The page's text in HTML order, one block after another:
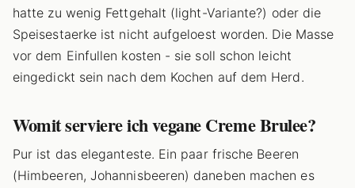
hatte zu wenig Fettgehalt (light-Variante?) oder die
Speisestaerke ist nicht aufgeloest worden. Die Masse
vor dem Einfullen kosten - sie soll schon leicht
eingedickt sein nach dem Kochen auf dem Herd.
Womit serviere ich vegane Creme Brulee?
Pur ist das eleganteste. Ein paar frische Beeren
(Himbeeren, Johannisbeeren) daneben machen es